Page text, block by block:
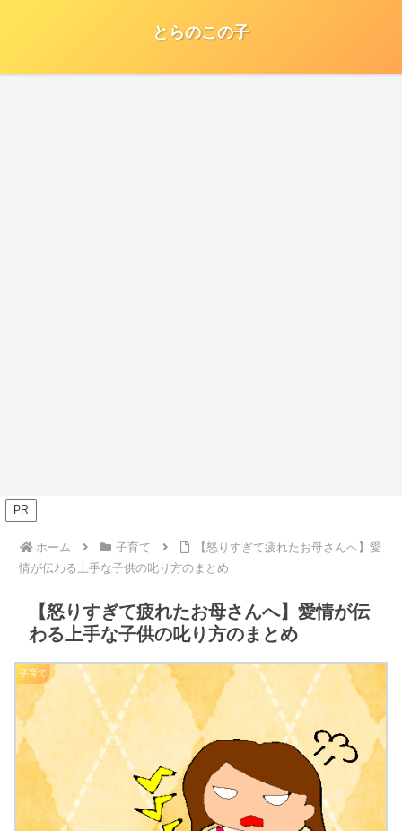
とらのこの子
PR
ホーム 子育て
【怒りすぎて疲れたお母さんへ】愛
情が伝わる上手な子供の叱り方のまとめ
【怒りすぎて疲れたお母さんへ】愛情が伝
わる上手な子供の叱り方のまとめ
子育て